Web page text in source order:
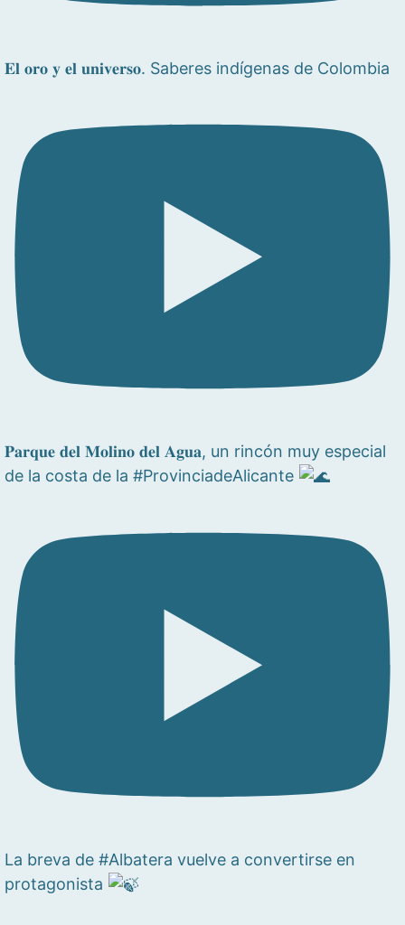
𝐄𝐥 𝐨𝐫𝐨 𝐲 𝐞𝐥 𝐮𝐧𝐢𝐯𝐞𝐫𝐬𝐨. Saberes indígenas de Colombia
𝐏𝐚𝐫𝐪𝐮𝐞 𝐝𝐞𝐥 𝐌𝐨𝐥𝐢𝐧𝐨 𝐝𝐞𝐥 𝐀𝐠𝐮𝐚, un rincón muy especial
de la costa de la #ProvinciadeAlicante
La breva de #Albatera vuelve a convertirse en
protagonista